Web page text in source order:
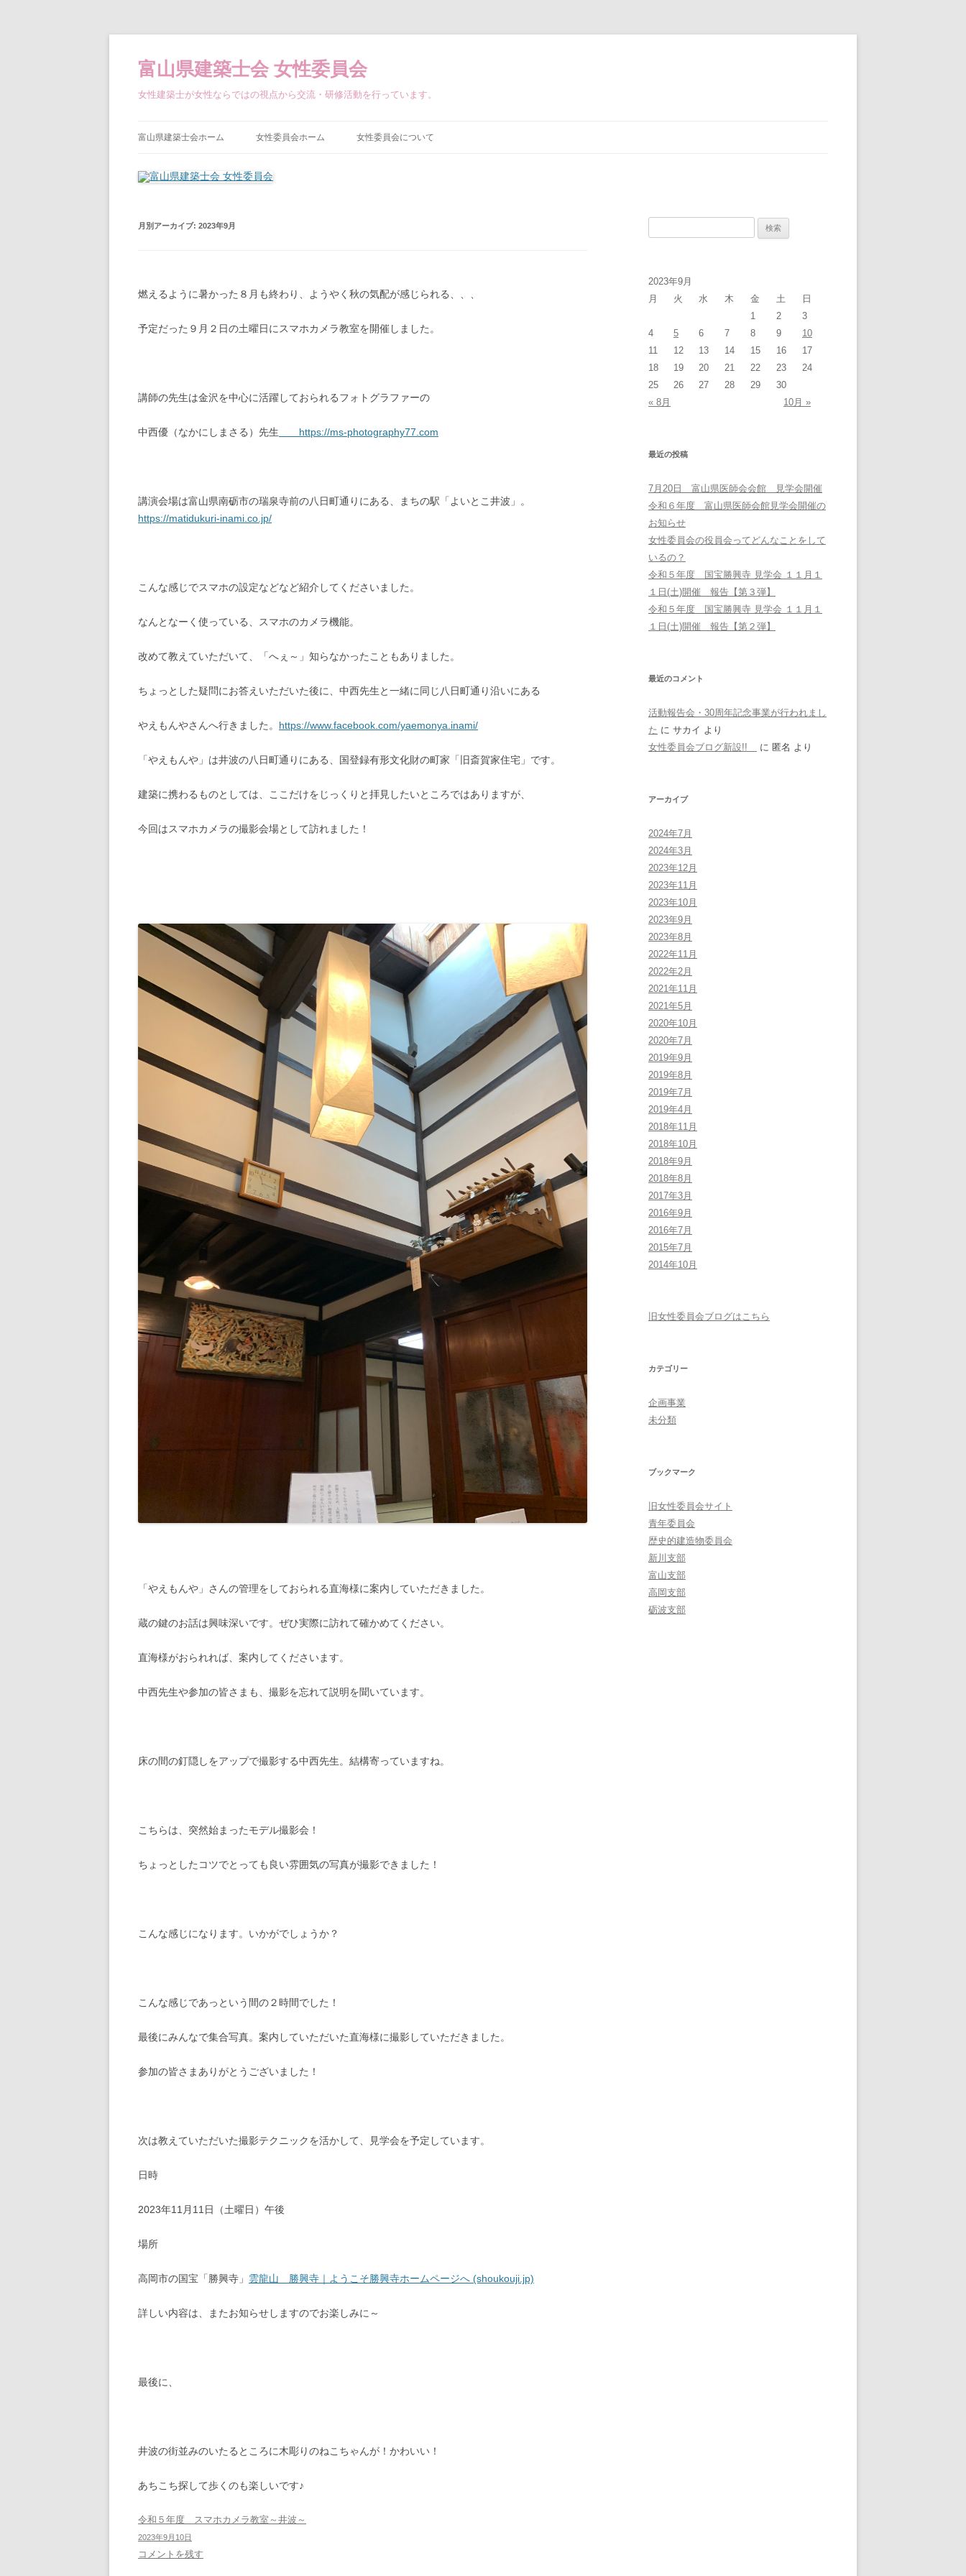
テ
ン
ツ
へ
ス
富山県建築士会 女性委員会
女性建築士が女性ならではの視点から交流・研修活動を行っています。
富山県建築士会ホーム 女性委員会ホーム 女性委員会について
月別アーカイブ: 2023年9月
燃えるように暑かった８月も終わり、ようやく秋の気配が感じられる、、、
予定だった９月２日の土曜日にスマホカメラ教室を開催しました。
講師の先生は金沢を中心に活躍しておられるフォトグラファーの
中西優（なかにしまさる）先生 https://ms-photography77.com
講演会場は富山県南砺市の瑞泉寺前の八日町通りにある、まちの駅「よいとこ井波」。
https://matidukuri-inami.co.jp/
こんな感じでスマホの設定などなど紹介してくださいました。
なんとなーく使っている、スマホのカメラ機能。
改めて教えていただいて、「へぇ～」知らなかったこともありました。
ちょっとした疑問にお答えいただいた後に、中西先生と一緒に同じ八日町通り沿いにある
やえもんやさんへ行きました。 https://www.facebook.com/yaemonya.inami/
「やえもんや」は井波の八日町通りにある、国登録有形文化財の町家「旧斎賀家住宅」です。
建築に携わるものとしては、ここだけをじっくりと拝見したいところではありますが、
今回はスマホカメラの撮影会場として訪れました！
「やえもんや」さんの管理をしておられる直海様に案内していただきました。
蔵の鍵のお話は興味深いです。ぜひ実際に訪れて確かめてください。
直海様がおられれば、案内してくださいます。
中西先生や参加の皆さまも、撮影を忘れて説明を聞いています。
床の間の釘隠しをアップで撮影する中西先生。結構寄っていますね。
こちらは、突然始まったモデル撮影会！
ちょっとしたコツでとっても良い雰囲気の写真が撮影できました！
こんな感じになります。いかがでしょうか？
こんな感じであっという間の２時間でした！
最後にみんなで集合写真。案内していただいた直海様に撮影していただきました。
参加の皆さまありがとうございました！
次は教えていただいた撮影テクニックを活かして、見学会を予定しています。
日時
2023年11月11日（土曜日）午後
場所
高岡市の国宝「勝興寺」 雲龍山 勝興寺｜ようこそ勝興寺ホームページへ (shoukouji.jp)
詳しい内容は、またお知らせしますのでお楽しみに～
最後に、
井波の街並みのいたるところに木彫りのねこちゃんが！かわいい！
あちこち探して歩くのも楽しいです♪
令和５年度 スマホカメラ教室～井波～
2023年9月10日
コメントを残す
2023年9月
月
火 水 木 金 土
日
1
2
3
4
5 6 7 8 9
10
11
12 13 14 15 16
17
18
19 20 21 22 23
24
25
26 27 28 29
30
« 8月
10月 »
最近の投稿
7月20日 富山県医師会会館 見学会開催
令和６年度 富山県医師会館見学会開催の
お知らせ
女性委員会の役員会ってどんなことをして
いるの？
令和５年度 国宝勝興寺 見学会 １１月１
１日(土)開催 報告【第３弾】
令和５年度 国宝勝興寺 見学会 １１月１
１日(土)開催 報告【第２弾】
最近のコメント
活動報告会・30周年記念事業が行われまし
た に サカイ より
女性委員会ブログ新設!!
に 匿名 より
アーカイブ
2024年7月
2024年3月
2023年12月
2023年11月
2023年10月
2023年9月
2023年8月
2022年11月
2022年2月
2021年11月
2021年5月
2020年10月
2020年7月
2019年9月
2019年8月
2019年7月
2019年4月
2018年11月
2018年10月
2018年9月
2018年8月
2017年3月
2016年9月
2016年7月
2015年7月
2014年10月
旧女性委員会ブログはこちら
カテゴリー
企画事業
未分類
ブックマーク
旧女性委員会サイト
青年委員会
歴史的建造物委員会
新川支部
富山支部
高岡支部
砺波支部